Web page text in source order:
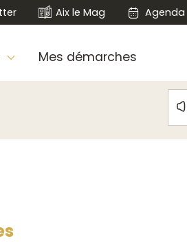
Aix le Mag Agenda
Mes démarches